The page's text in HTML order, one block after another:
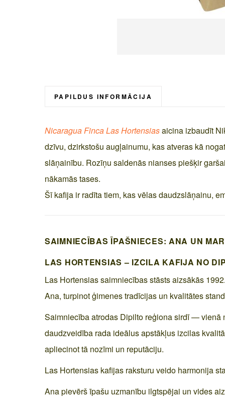
beginning
images
gallery
PAPILDUS INFORMĀCIJA
Nicaragua Finca Las Hortensiasaicina izbaudīt
dzīvu, dzirkstošu augļainumu, kas atveras kā
slāņainību. Rozīņu saldenās nianses piešķir
nākamās tases.
Šī kafija ir radīta tiem, kas vēlas daudzslāņainu,
SAIMNIECĪBAS ĪPAŠNIECES: ANA UN
LAS HORTENSIAS – IZCILA KAFIJA NO
Las Hortensias saimniecības stāsts aizsākās
Ana, turpinot ģimenes tradīcijas un kvalitātes
Saimniecība atrodas Dipilto reģiona sirdī — vienā
daudzveidība rada ideālus apstākļus izcilas
apliecinot tā nozīmi un reputāciju.
Las Hortensias kafijas raksturu veido harmonija
Ana pievērš īpašu uzmanību ilgtspējai un vides